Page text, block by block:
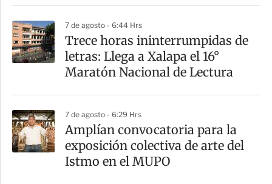
r
7 de agosto - 6:44 Hrs
Trece horas ininterrumpidas de
letras: Llega a Xalapa el 16°
Maratón Nacional de Lectura
7 de agosto - 6:29 Hrs
Amplían convocatoria para la
exposición colectiva de arte del
Istmo en el MUPO